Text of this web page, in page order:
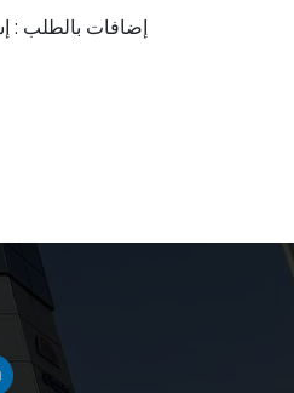
إضافات بالطلب :